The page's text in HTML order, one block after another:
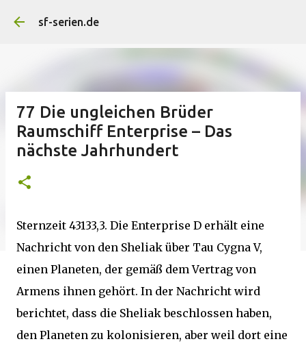
sf-serien.de
77 Die ungleichen Brüder
Raumschiff Enterprise – Das
nächste Jahrhundert
Sternzeit 43133,3. Die Enterprise D erhält eine
Nachricht von den Sheliak über Tau Cygna V,
einen Planeten, der gemäß dem Vertrag von
Armens ihnen gehört. In der Nachricht wird
berichtet, dass die Sheliak beschlossen haben,
den Planeten zu kolonisieren, aber weil dort eine